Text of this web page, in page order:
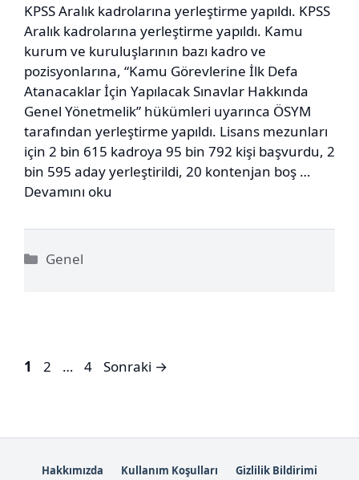
KPSS Aralık kadrolarına yerleştirme yapıldı. KPSS
Aralık kadrolarına yerleştirme yapıldı. Kamu
kurum ve kuruluşlarının bazı kadro ve
pozisyonlarına, “Kamu Görevlerine İlk Defa
Atanacaklar İçin Yapılacak Sınavlar Hakkında
Genel Yönetmelik” hükümleri uyarınca ÖSYM
tarafından yerleştirme yapıldı. Lisans mezunları
için 2 bin 615 kadroya 95 bin 792 kişi başvurdu, 2
bin 595 aday yerleştirildi, 20 kontenjan boş …
Devamını oku
Kategoriler
Genel
Sayfa
1 Sayfa
2 … Sayfa
4 Sonraki →
Hakkımızda Kullanım Koşulları Gizlilik Bildirimi